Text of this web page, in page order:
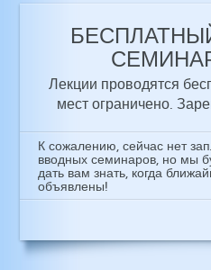
Лекции проводятся
мест ограничено.
К сожалению, сейчас нет
вводных семинаров, но мы
дать вам знать, когда
объявлены!